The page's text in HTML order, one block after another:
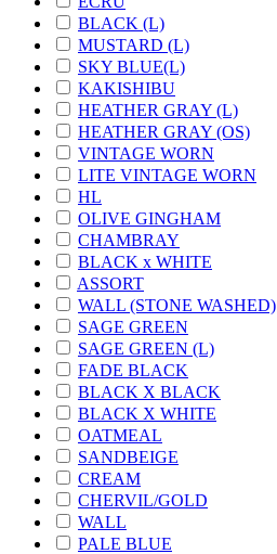
BLACK (L)
MUSTARD (L)
SKY BLUE(L)
KAKISHIBU
HEATHER GRAY (L)
HEATHER GRAY (OS)
VINTAGE WORN
LITE VINTAGE WORN
HL
OLIVE GINGHAM
CHAMBRAY
BLACK x WHITE
ASSORT
WALL (STONE WASHED)
SAGE GREEN
SAGE GREEN (L)
FADE BLACK
BLACK X BLACK
BLACK X WHITE
OATMEAL
SANDBEIGE
CREAM
CHERVIL/GOLD
WALL
PALE BLUE